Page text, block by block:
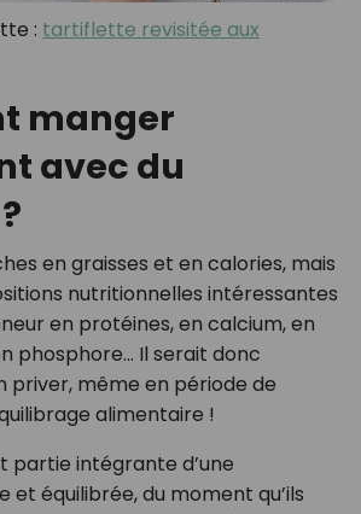
: tartiflette revisitée aux
manger
avec du
en graisses et en calories, mais
nutritionnelles intéressantes
en protéines, en calcium, en
phosphore… Il serait donc
priver, même en période de
alimentaire !
partie intégrante d’une
et équilibrée, du moment qu’ils